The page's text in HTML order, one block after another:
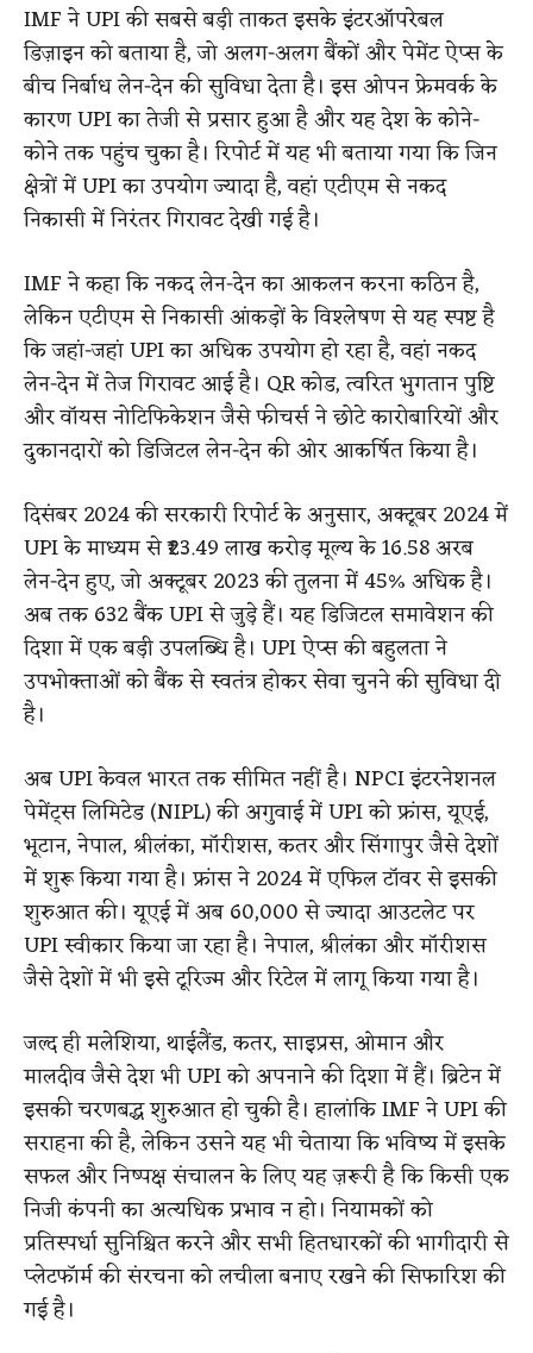
IMF ने UPI की सबसे बड़ी ताकत इसके इंटरऑपरेबल
डिज़ाइन को बताया है, जो अलग-अलग बैंकों और पेमेंट ऐप्स के
बीच निर्बाध लेन-देन की सुविधा देता है। इस ओपन फ्रेमवर्क के
कारण UPI का तेजी से प्रसार हुआ है और यह देश के कोने-
कोने तक पहुंच चुका है। रिपोर्ट में यह भी बताया गया कि जिन
क्षेत्रों में UPI का उपयोग ज्यादा है, वहां एटीएम से नकद
निकासी में निरंतर गिरावट देखी गई है।
IMF ने कहा कि नकद लेन-देन का आकलन करना कठिन है,
लेकिन एटीएम से निकासी आंकड़ों के विश्लेषण से यह स्पष्ट है
कि जहां-जहां UPI का अधिक उपयोग हो रहा है, वहां नकद
लेन-देन में तेज गिरावट आई है। QR कोड, त्वरित भुगतान पुष्टि
और वॉयस नोटिफिकेशन जैसे फीचर्स ने छोटे कारोबारियों और
दुकानदारों को डिजिटल लेन-देन की ओर आकर्षित किया है।
दिसंबर 2024 की सरकारी रिपोर्ट के अनुसार, अक्टूबर 2024 में
UPI के माध्यम से ₹23.49 लाख करोड़ मूल्य के 16.58 अरब
लेन-देन हुए, जो अक्टूबर 2023 की तुलना में 45% अधिक है।
अब तक 632 बैंक UPI से जुड़े हैं। यह डिजिटल समावेशन की
दिशा में एक बड़ी उपलब्धि है। UPI ऐप्स की बहुलता ने
उपभोक्ताओं को बैंक से स्वतंत्र होकर सेवा चुनने की सुविधा दी
है।
अब UPI केवल भारत तक सीमित नहीं है। NPCI इंटरनेशनल
पेमेंट्स लिमिटेड (NIPL) की अगुवाई में UPI को फ्रांस, यूएई,
भूटान, नेपाल, श्रीलंका, मॉरीशस, कतर और सिंगापुर जैसे देशों
में शुरू किया गया है। फ्रांस ने 2024 में एफिल टॉवर से इसकी
शुरुआत की। यूएई में अब 60,000 से ज्यादा आउटलेट पर
UPI स्वीकार किया जा रहा है। नेपाल, श्रीलंका और मॉरीशस
जैसे देशों में भी इसे टूरिज्म और रिटेल में लागू किया गया है।
जल्द ही मलेशिया, थाईलैंड, कतर, साइप्रस, ओमान और
मालदीव जैसे देश भी UPI को अपनाने की दिशा में हैं। ब्रिटेन में
इसकी चरणबद्ध शुरुआत हो चुकी है। हालांकि IMF ने UPI की
सराहना की है, लेकिन उसने यह भी चेताया कि भविष्य में इसके
सफल और निष्पक्ष संचालन के लिए यह ज़रूरी है कि किसी एक
निजी कंपनी का अत्यधिक प्रभाव न हो। नियामकों को
प्रतिस्पर्धा सुनिश्चित करने और सभी हितधारकों की भागीदारी से
प्लेटफॉर्म की संरचना को लचीला बनाए रखने की सिफारिश की
गई है।